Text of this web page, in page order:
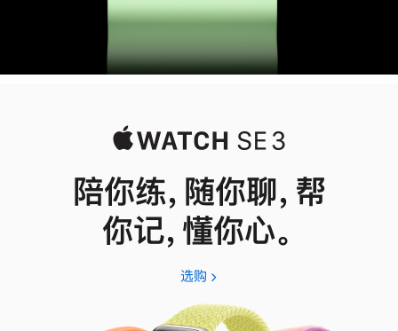
陪你练，随你聊，帮
你记，懂你心。
选购 Apple
SE